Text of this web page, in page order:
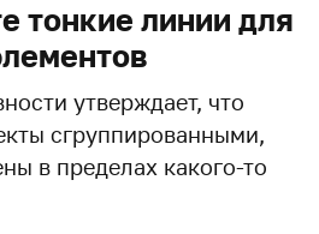
тонкие линии для
утверждает, что
сгруппированными,
в пределах какого-то